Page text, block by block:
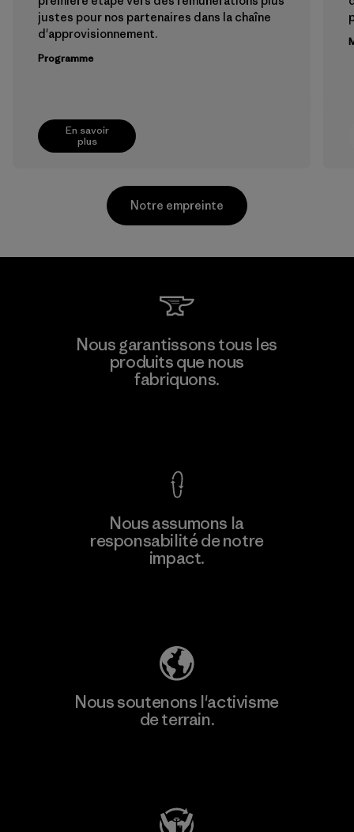
En savoir
plus
justes pour nos partenaires dans la chaîne
d'approvisionnement.
Programme
Toyota Tsusho
Material-supplier
Notre empreinte
Nous garantissons tous les
produits que nous
fabriquons.
Nous assumons la
responsabilité de notre
impact.
Nous soutenons l'activisme
de terrain.